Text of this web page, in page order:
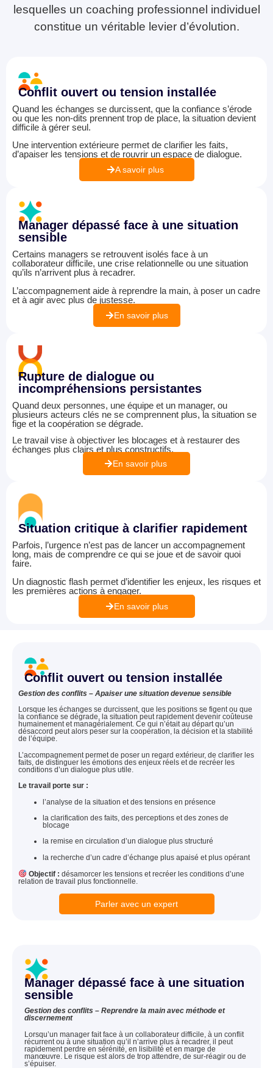
lesquelles un coaching professionnel individuel
constitue un véritable levier d’évolution.
Conflit ouvert ou tension installée
Quand les échanges se durcissent, que la confiance s’érode
ou que les non-dits prennent trop de place, la situation devient
difficile à gérer seul.
Une intervention extérieure permet de clarifier les faits,
d’apaiser les tensions et de rouvrir un espace de dialogue.
A savoir plus
Manager dépassé face à une situation
sensible
Certains managers se retrouvent isolés face à un
collaborateur difficile, une crise relationnelle ou une situation
qu’ils n’arrivent plus à recadrer.
L’accompagnement aide à reprendre la main, à poser un cadre
et à agir avec plus de justesse.
En savoir plus
Rupture de dialogue ou
incompréhensions persistantes
Quand deux personnes, une équipe et un manager, ou
plusieurs acteurs clés ne se comprennent plus, la situation se
fige et la coopération se dégrade.
Le travail vise à objectiver les blocages et à restaurer des
échanges plus clairs et plus constructifs.
En savoir plus
Situation critique à clarifier rapidement
Parfois, l’urgence n’est pas de lancer un accompagnement
long, mais de comprendre ce qui se joue et de savoir quoi
faire.
Un diagnostic flash permet d’identifier les enjeux, les risques et
les premières actions à engager.
En savoir plus
Conflit ouvert ou tension installée
Gestion des conflits – Apaiser une situation devenue sensible
Lorsque les échanges se durcissent, que les positions se figent ou que
la confiance se dégrade, la situation peut rapidement devenir coûteuse
humainement et managérialement. Ce qui n’était au départ qu’un
désaccord peut alors peser sur la coopération, la décision et la stabilité
de l’équipe.
L’accompagnement permet de poser un regard extérieur, de clarifier les
faits, de distinguer les émotions des enjeux réels et de recréer les
conditions d’un dialogue plus utile.
Le travail porte sur :
l’analyse de la situation et des tensions en présence
la clarification des faits, des perceptions et des zones de
blocage
la remise en circulation d’un dialogue plus structuré
la recherche d’un cadre d’échange plus apaisé et plus opérant
Objectif : désamorcer les tensions et recréer les conditions d’une
relation de travail plus fonctionnelle.
Parler avec un expert
Manager dépassé face à une situation
sensible
Gestion des conflits – Reprendre la main avec méthode et
discernement
Lorsqu’un manager fait face à un collaborateur difficile, à un conflit
récurrent ou à une situation qu’il n’arrive plus à recadrer, il peut
rapidement perdre en sérénité, en lisibilité et en marge de
manœuvre. Le risque est alors de trop attendre, de sur-réagir ou de
s’épuiser.